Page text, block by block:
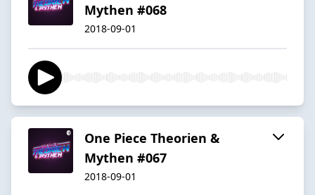
Mythen #068
2018-09-01
One Piece Theorien &
Mythen #067
2018-09-01